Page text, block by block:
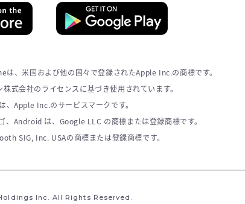
、米国および他の国々で登録されたApple Inc.の商標です。
式会社のライセンスに基づき使用されています。
、Apple Inc.のサービスマークです。
Android は、Google LLC の商標または登録商標です。
SIG, Inc. USAの商標または登録商標です。
Inc. All Rights Reserved.